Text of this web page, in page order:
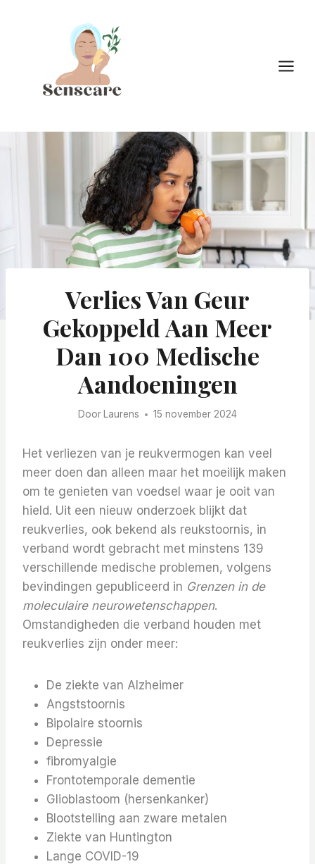
Verlies Van Geur
Gekoppeld Aan Meer
Dan 100 Medische
Aandoeningen
Door Laurens 15 november 2024
Het verliezen van je reukvermogen kan veel
meer doen dan alleen maar het moeilijk maken
om te genieten van voedsel waar je ooit van
hield. Uit een nieuw onderzoek blijkt dat
reukverlies, ook bekend als reukstoornis, in
verband wordt gebracht met minstens 139
verschillende medische problemen, volgens
bevindingen gepubliceerd in Grenzen in de
moleculaire neurowetenschappen.
Omstandigheden die verband houden met
reukverlies zijn onder meer:
De ziekte van Alzheimer
Angststoornis
Bipolaire stoornis
Depressie
fibromyalgie
Frontotemporale dementie
Glioblastoom (hersenkanker)
Blootstelling aan zware metalen
Ziekte van Huntington
Lange COVID-19